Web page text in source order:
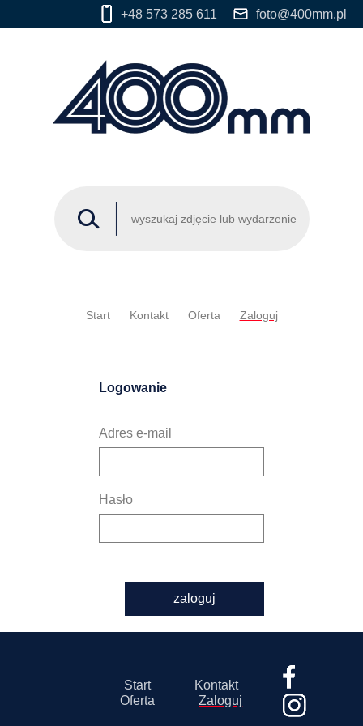
+48 573 285 611 foto@400mm.pl
Start Kontakt Oferta Zaloguj
Logowanie
Adres e-mail
Hasło
zaloguj
Start
Kontakt
Oferta
Zaloguj